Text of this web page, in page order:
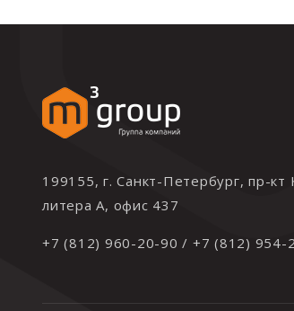
199155, г. Санкт-Петербург, пр-
литера А, офис 437
+7 (812) 960-20-90 / +7 (812) 954-